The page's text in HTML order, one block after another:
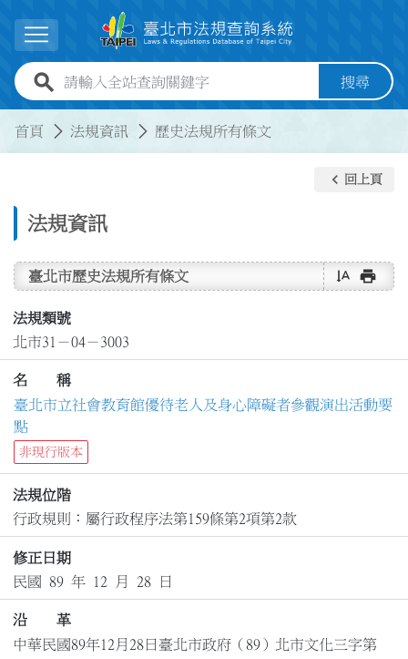
展開選單
全站查詢關鍵字欄位 搜尋
首頁 法規資訊 歷史法規所有條文
法規資訊
keyboard_arrow_left 回上頁
臺北市歷史法規所有條文 text_rotate_vertical print
法規類號
北市31－04－3003
名 稱
臺北市立社會教育館優待老人及身心障礙者參觀演出活動要
點
非現行版本
法規位階
行政規則：屬行政程序法第159條第2項第2款
修正日期
民國 89 年 12 月 28 日
沿 革
中華民國89年12月28日臺北市政府（89）北市文化三字第